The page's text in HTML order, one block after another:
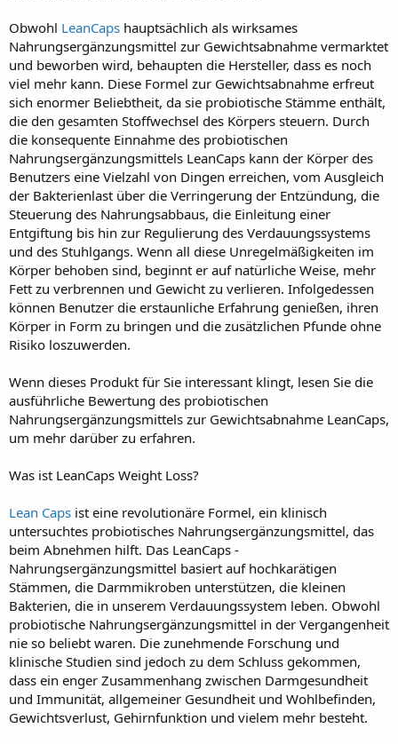
Obwohl LeanCaps hauptsächlich als wirksames
Nahrungsergänzungsmittel zur Gewichtsabnahme vermarktet
und beworben wird, behaupten die Hersteller, dass es noch
viel mehr kann. Diese Formel zur Gewichtsabnahme erfreut
sich enormer Beliebtheit, da sie probiotische Stämme enthält,
die den gesamten Stoffwechsel des Körpers steuern. Durch
die konsequente Einnahme des probiotischen
Nahrungsergänzungsmittels LeanCaps kann der Körper des
Benutzers eine Vielzahl von Dingen erreichen, vom Ausgleich
der Bakterienlast über die Verringerung der Entzündung, die
Steuerung des Nahrungsabbaus, die Einleitung einer
Entgiftung bis hin zur Regulierung des Verdauungssystems
und des Stuhlgangs. Wenn all diese Unregelmäßigkeiten im
Körper behoben sind, beginnt er auf natürliche Weise, mehr
Fett zu verbrennen und Gewicht zu verlieren. Infolgedessen
können Benutzer die erstaunliche Erfahrung genießen, ihren
Körper in Form zu bringen und die zusätzlichen Pfunde ohne
Risiko loszuwerden.
Wenn dieses Produkt für Sie interessant klingt, lesen Sie die
ausführliche Bewertung des probiotischen
Nahrungsergänzungsmittels zur Gewichtsabnahme LeanCaps,
um mehr darüber zu erfahren.
Was ist LeanCaps Weight Loss?
Lean Caps ist eine revolutionäre Formel, ein klinisch
untersuchtes probiotisches Nahrungsergänzungsmittel, das
beim Abnehmen hilft. Das LeanCaps -
Nahrungsergänzungsmittel basiert auf hochkarätigen
Stämmen, die Darmmikroben unterstützen, die kleinen
Bakterien, die in unserem Verdauungssystem leben. Obwohl
probiotische Nahrungsergänzungsmittel in der Vergangenheit
nie so beliebt waren. Die zunehmende Forschung und
klinische Studien sind jedoch zu dem Schluss gekommen,
dass ein enger Zusammenhang zwischen Darmgesundheit
und Immunität, allgemeiner Gesundheit und Wohlbefinden,
Gewichtsverlust, Gehirnfunktion und vielem mehr besteht.